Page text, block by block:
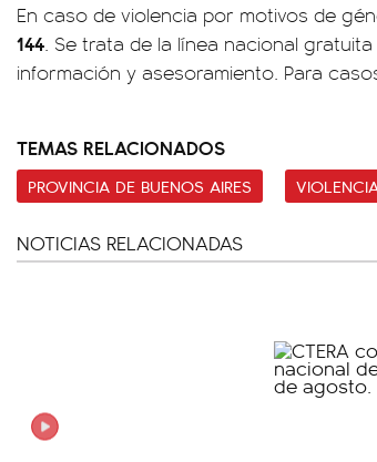
En caso de violencia por motivos de
144. Se trata de la línea nacional
información y asesoramiento. Para
TEMAS RELACIONADOS
PROVINCIA DE BUENOS AIRES
NOTICIAS RELACIONADAS